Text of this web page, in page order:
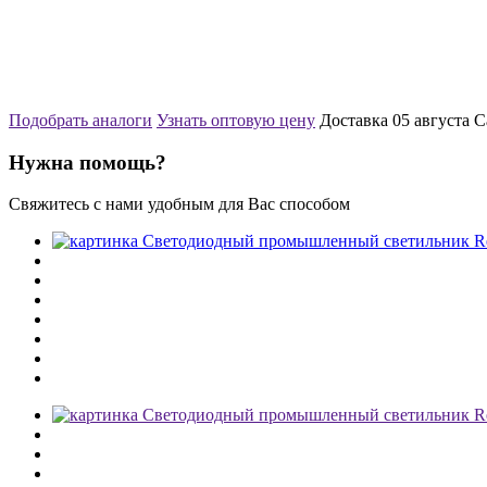
Подобрать аналоги Узнать оптовую цену Доставка 05 августа
Нужна помощь?
Свяжитесь с нами удобным для Вас способом